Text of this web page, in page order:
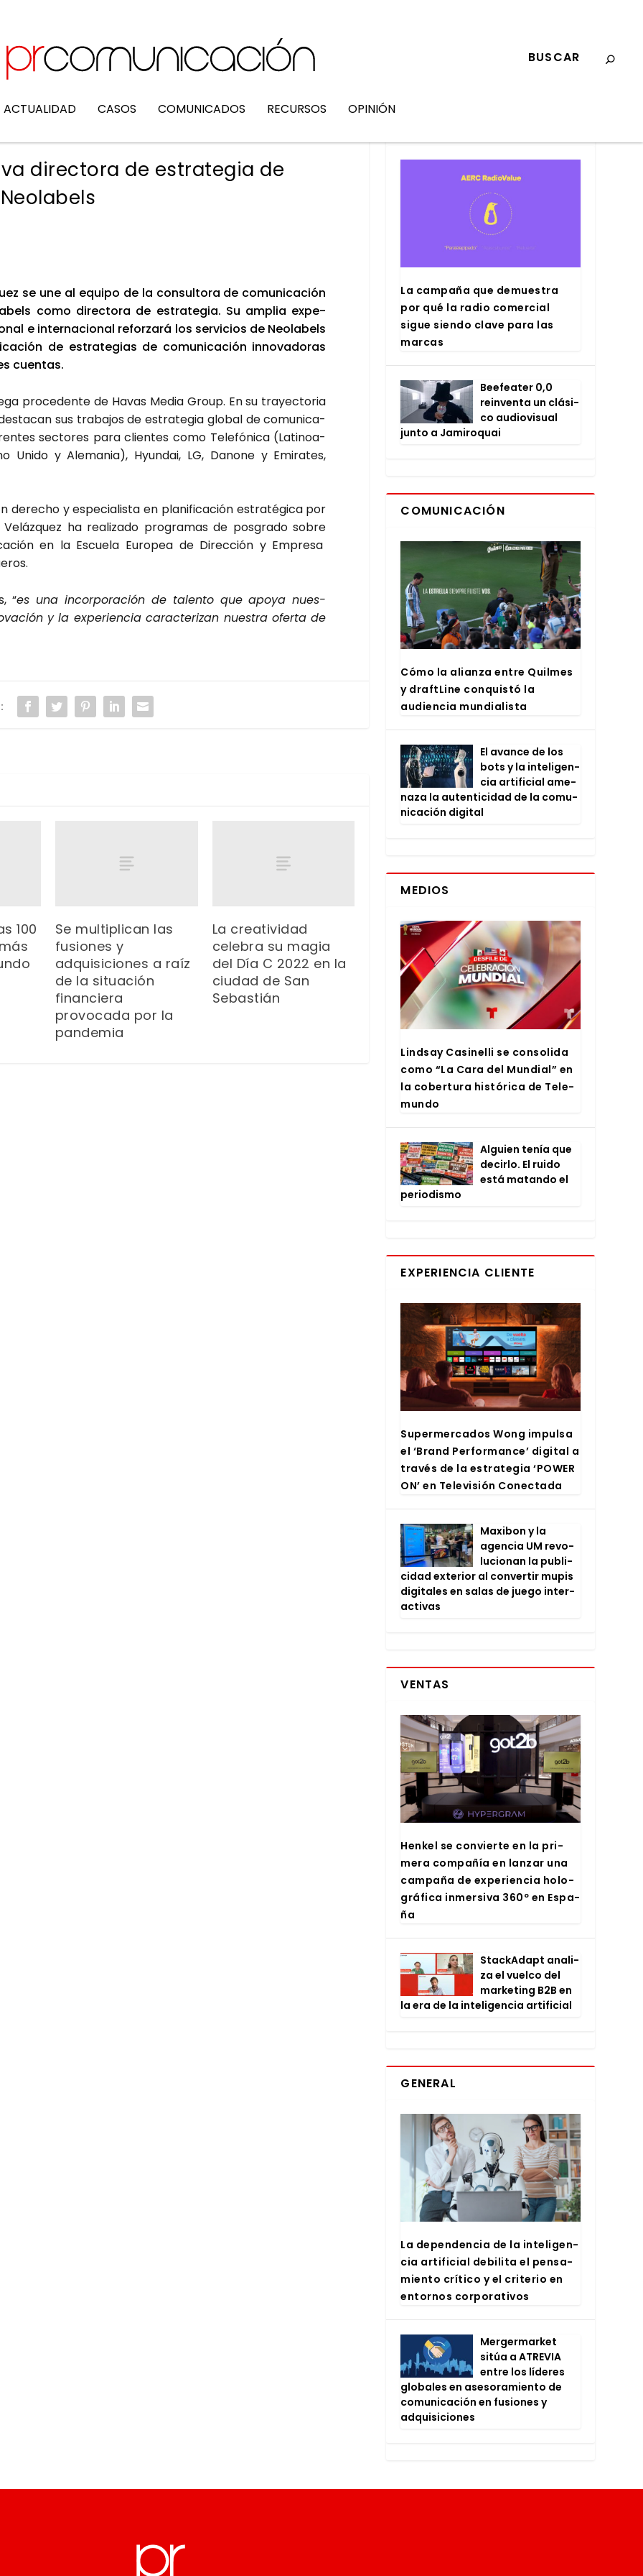
ACTUALIDAD CASOS COMUNICADOS RECURSOS OPINIÓN
directora de estrategia de
Neolabels
se une al equi­po de la con­sul­to­ra de comu­ni­ca­ción
como direc­to­ra de estra­te­gia. Su amplia expe­
e inter­na­cio­nal refor­za­rá los ser­vi­cios de Neo­la­bels
de estra­te­gias de comu­ni­ca­ción inno­va­do­ras
cuen­tas.
pro­ce­den­te de Havas Media Group. En su tra­yec­to­ria
sus tra­ba­jos de estra­te­gia glo­bal de comu­ni­ca­
sec­to­res para clien­tes como Tele­fó­ni­ca (Lati­noa­
Uni­do y Ale­ma­nia), Hyun­dai, LG, Dano­ne y Emi­ra­tes,
dere­cho y espe­cia­lis­ta en pla­ni­fi­ca­ción estra­té­gi­ca por
ha rea­li­za­do pro­gra­mas de pos­gra­do sobre
en la Escue­la Euro­pea de Direc­ción y Empre­sa
“es una incor­po­ra­ción de talen­to que apo­ya nues­
y la expe­rien­cia carac­te­ri­zan nues­tra ofer­ta de
100
Se multiplican las
fusiones y
adquisiciones a raíz
de la situación
financiera
provocada por la
pandemia
La creatividad
celebra su magia
del Día C 2022 en la
ciudad de San
Sebastián
La cam­pa­ña que demues­tra
por qué la radio comer­cial
sigue sien­do cla­ve para las
mar­cas
Bee­fea­ter 0,0
rein­ven­ta un clá­si­
co audio­vi­sual
jun­to a Jami­ro­quai
COMUNICACIÓN
Cómo la alian­za entre Quil­mes
y draftLi­ne con­quis­tó la
audien­cia mun­dia­lis­ta
El avan­ce de los
bots y la inte­li­gen­
cia arti­fi­cial ame­
na­za la auten­ti­ci­dad de la comu­
ni­ca­ción digi­tal
MEDIOS
Lind­say Casi­ne­lli se con­so­li­da
como “La Cara del Mun­dial” en
la cober­tu­ra his­tó­ri­ca de Tele­
mun­do
Alguien tenía que
decir­lo. El rui­do
está matan­do el
perio­dis­mo
EXPERIENCIA CLIENTE
Super­mer­ca­dos Wong impul­sa
el ‘Brand Per­for­man­ce’ digi­tal a
tra­vés de la estra­te­gia ‘POWER
ON’ en Tele­vi­sión Conec­ta­da
Maxi­bon y la
agen­cia UM revo­
lu­cio­nan la publi­
ci­dad exte­rior al con­ver­tir mupis
digi­ta­les en salas de jue­go inter­
ac­ti­vas
VENTAS
Hen­kel se con­vier­te en la pri­
me­ra com­pa­ñía en lan­zar una
cam­pa­ña de expe­rien­cia holo­
grá­fi­ca inmer­si­va 360º en Espa­
ña
Stac­kA­dapt ana­li­
za el vuel­co del
mar­ke­ting B2B en
la era de la inte­li­gen­cia arti­fi­cial
GENERAL
La depen­den­cia de la inte­li­gen­
cia arti­fi­cial debi­li­ta el pen­sa­
mien­to crí­ti­co y el cri­te­rio en
entor­nos cor­po­ra­ti­vos
Mer­ger­mar­ket
sitúa a ATRE­VIA
entre los líde­res
glo­ba­les en ase­so­ra­mien­to de
comu­ni­ca­ción en fusio­nes y
adqui­si­cio­nes